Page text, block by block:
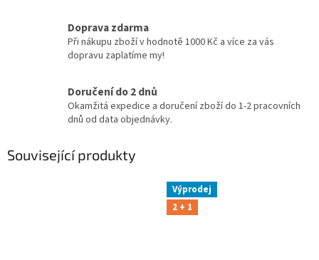
Doprava zdarma
Při nákupu zboží v hodnotě 1000 Kč a více za vás
dopravu zaplatíme my!
Doručení do 2 dnů
Okamžitá expedice a doručení zboží do 1-2 pracovních
dnů od data objednávky.
Související produkty
Výprodej
2 + 1